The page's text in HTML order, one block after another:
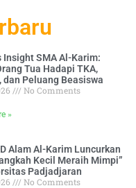
Insight SMA Al-Karim:
Tua Hadapi TKA,
dan Peluang Beasiswa
No Comments
»
Alam Al-Karim Luncurkan
Kecil Meraih Mimpi”
Padjadjaran
No Comments